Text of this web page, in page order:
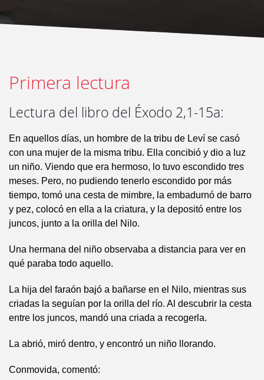
Primera lectura
Lectura del libro del Éxodo 2,1-15a:
En aquellos días, un hombre de la tribu de Leví se casó
con una mujer de la misma tribu. Ella concibió y dio a luz
un niño. Viendo que era hermoso, lo tuvo escondido tres
meses. Pero, no pudiendo tenerlo escondido por más
tiempo, tomó una cesta de mimbre, la embadurnó de barro
y pez, colocó en ella a la criatura, y la depositó entre los
juncos, junto a la orilla del Nilo.
Una hermana del niño observaba a distancia para ver en
qué paraba todo aquello.
La hija del faraón bajó a bañarse en el Nilo, mientras sus
criadas la seguían por la orilla del río. Al descubrir la cesta
entre los juncos, mandó una criada a recogerla.
La abrió, miró dentro, y encontró un niño llorando.
Conmovida, comentó: